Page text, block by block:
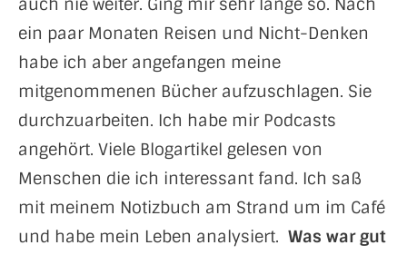
ein paar Monaten Reisen und Nicht-Denken
habe ich aber angefangen meine
mitgenommenen Bücher aufzuschlagen. Sie
durchzuarbeiten. Ich habe mir Podcasts
angehört. Viele Blogartikel gelesen von
Menschen die ich interessant fand. Ich saß
mit meinem Notizbuch am Strand um im Café
und habe mein Leben analysiert. Was war gut